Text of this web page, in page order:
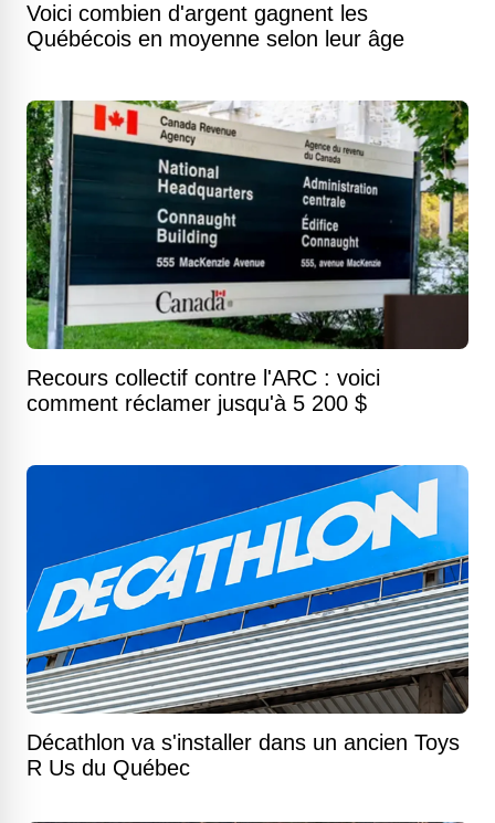
Voici combien d'argent gagnent les
Québécois en moyenne selon leur âge
Recours collectif contre l'ARC : voici
comment réclamer jusqu'à 5 200 $
Décathlon va s'installer dans un ancien Toys
R Us du Québec